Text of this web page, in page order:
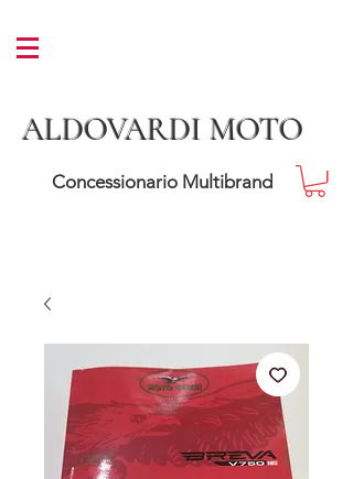
ALDOVARDI MOTO
Concessionario Multibrand